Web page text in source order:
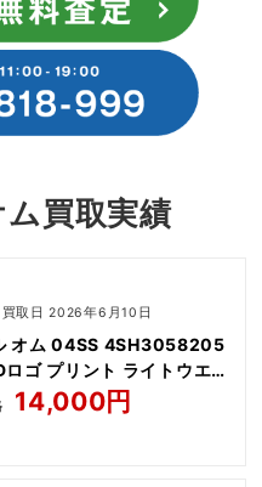
買取実績
買取日 2026年6月10日
オム 04SS 4SH3058205
ロゴ プリント ライトウエイ
プルオーバー パーカー
14,000円